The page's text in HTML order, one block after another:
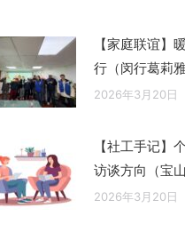
【家庭联谊】
行（闵行葛莉雅
2026年3月20日
【社工手记】
访谈方向（宝
2026年3月20日